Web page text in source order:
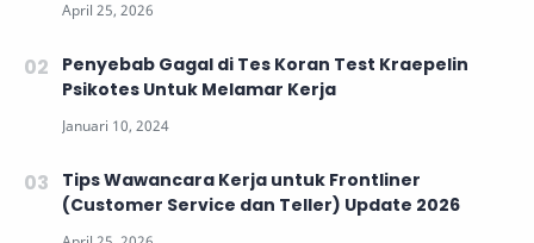
Penyebab Gagal di Tes Koran Test Kraepelin
Psikotes Untuk Melamar Kerja
Tips Wawancara Kerja untuk Frontliner
(Customer Service dan Teller) Update 2026